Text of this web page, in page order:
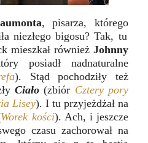
, pisarza, którego
niezłego bigosu? Tak, tu
mieszkał również Johnny
posiadł nadnaturalne
). Stąd pochodziły też
Ciało (zbiór Cztery pory
Lisey). I tu przyjeżdżał na
Worek kości). Ach, i jeszcze
czasu zachorował na